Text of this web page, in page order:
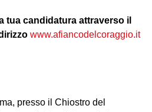
tua candidatura attraverso il
www.afiancodelcoraggio.it
presso il Chiostro del